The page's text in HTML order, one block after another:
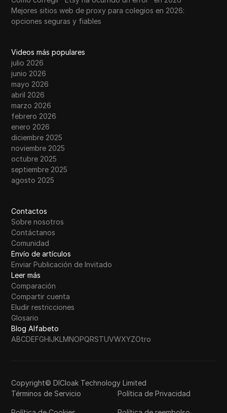
Mejores sitios web de proxy para colegios en 2026:
opciones seguras y fiables
Videos más populares
julio 2026
junio 2026
mayo 2026
abril 2026
marzo 2026
febrero 2026
enero 2026
diciembre 2025
noviembre 2025
octubre 2025
septiembre 2025
agosto 2025
Contactos
Sobre nosotros
Contáctanos
Comunidad
Envío de artículos
Enviar Publicación de Invitado
Leer más
Comparación
Compartir cuenta
Eludir restricciones
Glosario
Blog Alfabeto
ABCDEFGHIJKLMNOPQRSTUVWXYZOtro
Copyright© DICloak Technology Limited
Términos de Servicio
Política de Privacidad